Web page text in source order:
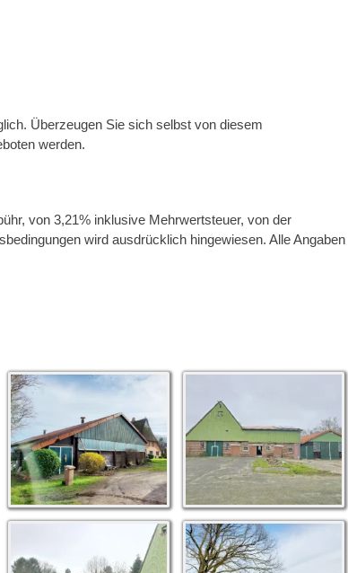
Überzeugen Sie sich selbst von diesem
werden.
von 3,21% inklusive Mehrwertsteuer, von der
wird ausdrücklich hingewiesen. Alle Angaben